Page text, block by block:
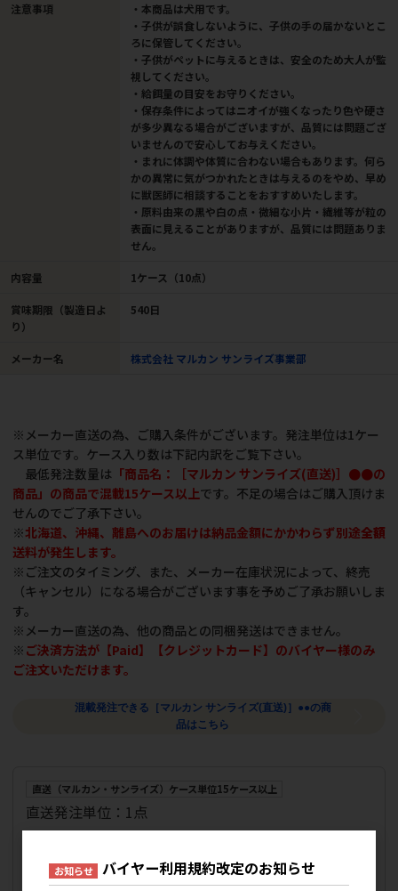
注意事項
・本商品は犬用です。
・子供が誤食しないように、子供の手の届かないとこ
ろに保管してください。
・子供がペットに与えるときは、安全のため大人が監
視してください。
・給餌量の目安をお守りください。
・保存条件によってはニオイが強くなったり色や硬さ
が多少異なる場合がございますが、品質には問題ござ
いませんので安心してお与えください。
・まれに体調や体質に合わない場合もあります。何ら
かの異常に気がつかれたときは与えるのをやめ、早め
に獣医師に相談することをおすすめいたします。
・原料由来の黒や白の点・微細な小片・繊維等が粒の
表面に見えることがありますが、品質には問題ありま
せん。
内容量 1ケース（10点）
賞味期限（製造日よ
り）
540日
メーカー名 株式会社 マルカン サンライズ事業部
※メーカー直送の為、ご購入条件がございます。発注単位は1ケー
ス単位です。ケース入り数は下記内訳をご覧下さい。
最低発注数量は 「商品名：［マルカン サンライズ(直送)］●●の
商品」の商品で混載15ケース以上です。不足の場合はご購入頂けま
せんのでご了承下さい。
※北海道、沖縄、離島へのお届けは納品金額にかかわらず別途全額
送料が発生します。
※ご注文のタイミング、また、メーカー在庫状況によって、終売
（キャンセル）になる場合がございます事を予めご了承お願いしま
す。
※メーカー直送の為、他の商品との同梱発送はできません。
※ ご決済方法が【Paid】【クレジットカード】のバイヤー様のみ
ご注文いただけます。
混載発注できる［マルカン サンライズ(直送)］●●の商
品はこちら
直送（マルカン・サンライズ）ケース単位15ケース以上
直送発注単位：1点
参考上代
1,605円
お知らせ バイヤー利用規約改定のお知らせ